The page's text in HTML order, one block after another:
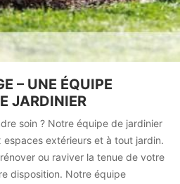
– UNE ÉQUIPE
JARDINIER
soin ? Notre équipe de jardinier
espaces extérieurs et à tout jardin.
ou raviver la tenue de votre
disposition. Notre équipe